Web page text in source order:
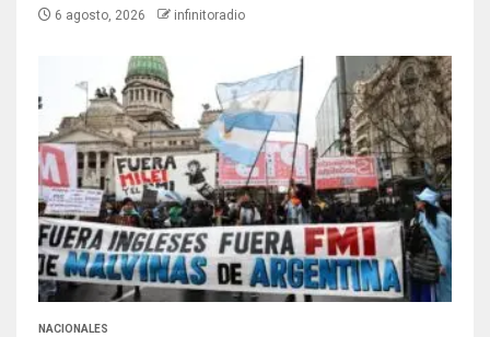
6 agosto, 2026 infinitoradio
NACIONALES